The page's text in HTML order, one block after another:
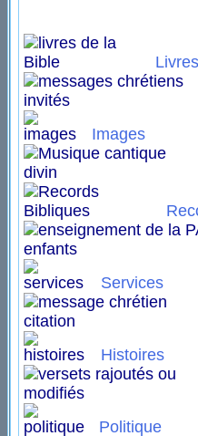
Livres
Images
Services
Histoires
Politique